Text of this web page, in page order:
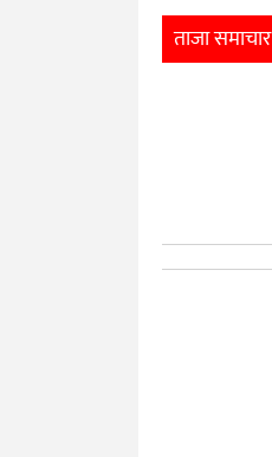
ताजा समाचार